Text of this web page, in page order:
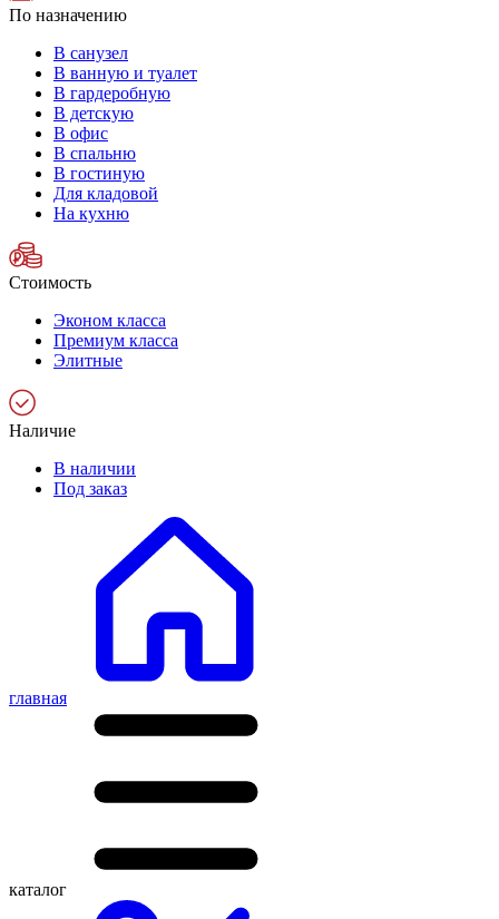
По назначению
В санузел
В ванную и туалет
В гардеробную
В детскую
В офис
В спальню
В гостиную
Для кладовой
На кухню
Стоимость
Эконом класса
Премиум класса
Элитные
Наличие
В наличии
Под заказ
главная
каталог